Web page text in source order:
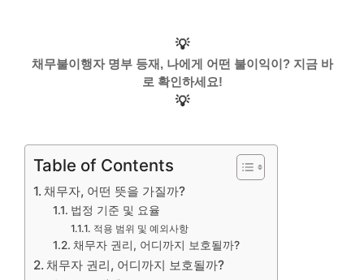
💡
채무불이행자 명부 등재, 나에게 어떤 불이익이? 지금 바
로 확인하세요!
💡
Table of Contents
채무자, 어떤 뜻을 가질까?
법정 기준 및 요율
적용 범위 및 예외사항
채무자 권리, 어디까지 보호될까?
채무자 권리, 어디까지 보호될까?